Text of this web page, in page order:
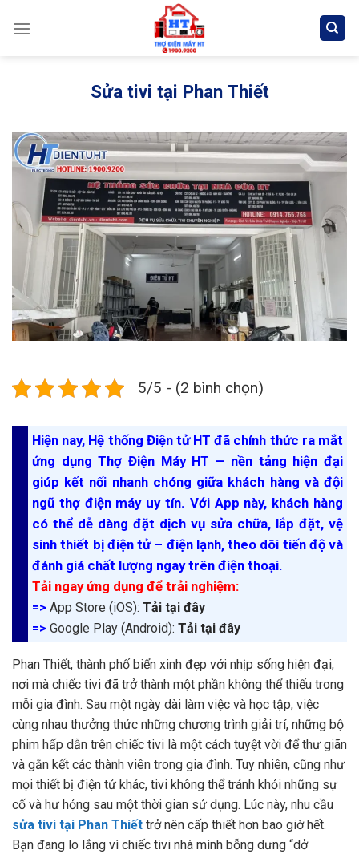
Sửa tivi tại Phan Thiết
5/5 - (2 bình chọn)
Hiện nay, Hệ thống Điện tử HT đã chính thức ra mắt
ứng dụng Thợ Điện Máy HT – nền tảng hiện đại
giúp kết nối nhanh chóng giữa khách hàng và đội
ngũ thợ điện máy uy tín. Với App này, khách hàng
có thể dễ dàng đặt dịch vụ sửa chữa, lắp đặt, vệ
sinh thiết bị điện tử – điện lạnh, theo dõi tiến độ và
đánh giá chất lượng ngay trên điện thoại.
Tải ngay ứng dụng để trải nghiệm:
=> App Store (iOS): Tải tại đây
=> Google Play (Android): Tải tại đây
Phan Thiết, thành phố biển xinh đẹp với nhịp sống hiện đại,
nơi mà chiếc tivi đã trở thành một phần không thể thiếu trong
mỗi gia đình. Sau một ngày dài làm việc và học tập, việc
cùng nhau thưởng thức những chương trình giải trí, những bộ
phim hấp dẫn trên chiếc tivi là một cách tuyệt vời để thư giãn
và gắn kết các thành viên trong gia đình. Tuy nhiên, cũng như
mọi thiết bị điện tử khác, tivi không thể tránh khỏi những sự
cố và hư hỏng sau một thời gian sử dụng. Lúc này, nhu cầu
sửa tivi tại Phan Thiết trở nên cấp thiết hơn bao giờ hết.
Bạn đang lo lắng vì chiếc tivi nhà mình bỗng dưng “dở